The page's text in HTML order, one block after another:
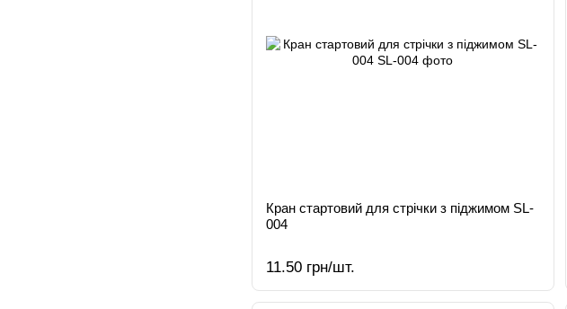
Кран стартовий для стрічки з піджимом SL-
004
11.50 грн/шт.